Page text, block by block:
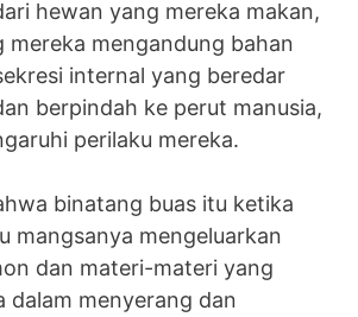
hewan yang mereka makan,
mereka mengandung bahan
internal yang beredar
berpindah ke perut manusia,
perilaku mereka.
binatang buas itu ketika
mangsanya mengeluarkan
dan materi-materi yang
dalam menyerang dan